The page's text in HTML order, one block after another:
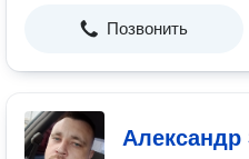
Позвонить